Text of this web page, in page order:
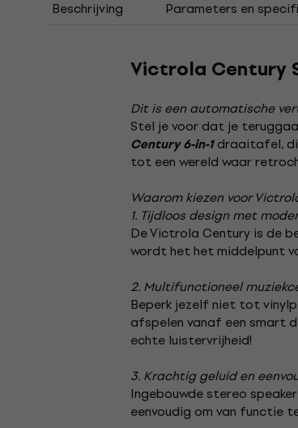
Beschrijving Parameters en
Victrola Century
Dit is een automatische
Stel je voor dat je
Century 6-in-1draaitafel,
tot een wereld waar
Waarom kiezen voor
1. Tijdloos design met
De Victrola Century is de
wordt het het middelpunt
2. Multifunctioneel
Beperk jezelf niet tot
afspelen vanaf een smart
echte luistervrijheid!
3. Krachtig geluid en
Ingebouwde stereo
eenvoudig om van functie